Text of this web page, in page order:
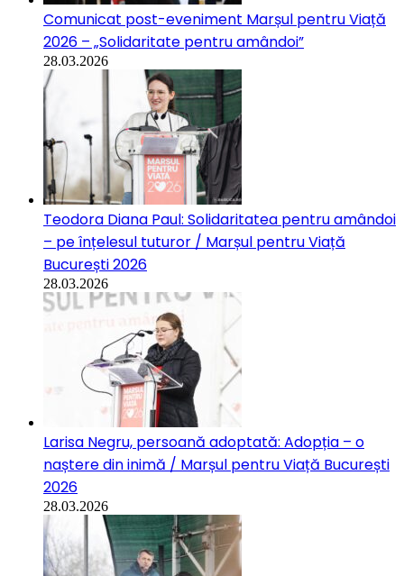
Comunicat post-eveniment Marșul pentru Viață
2026 – „Solidaritate pentru amândoi”
28.03.2026
Teodora Diana Paul: Solidaritatea pentru amândoi
– pe înțelesul tuturor / Marșul pentru Viață
București 2026
28.03.2026
Larisa Negru, persoană adoptată: Adopția – o
naștere din inimă / Marșul pentru Viață București
2026
28.03.2026